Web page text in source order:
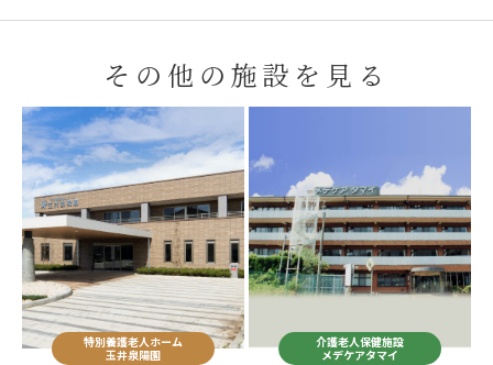
その他の施設を見る
特別養護老人ホーム
玉井泉陽園
介護老人保健施設
メデケアタマイ